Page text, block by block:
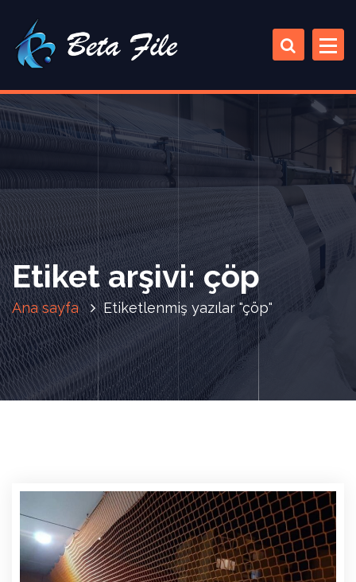
ğ
e
a
a
Etiket arşivi: çöp
Ana sayfa Etiketlenmiş yazılar "çöp"